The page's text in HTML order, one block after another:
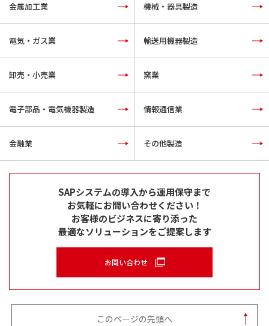
金属加工業 機械・器具製造
電気・ガス業 輸送用機器製造
卸売・小売業 窯業
電子部品・電気機器製造 情報通信業
金融業 その他製造
SAPシステムの導入から運用保守まで
お気軽にお問い合わせください！
お客様のビジネスに寄り添った
最適なソリューションをご提案します
お問い合わせ
このページの先頭へ